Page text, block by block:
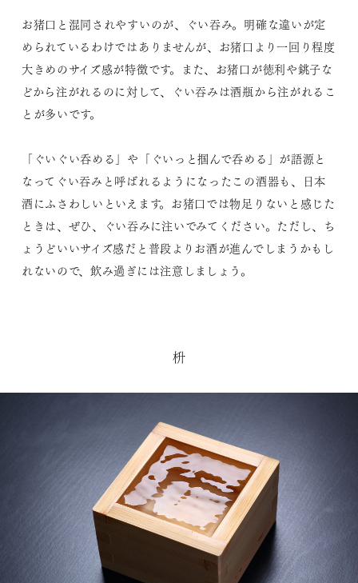
お猪口と混同されやすいのが、ぐい吞み。明確な違いが定
められているわけではありませんが、お猪口より一回り程度
大きめのサイズ感が特徴です。また、お猪口が徳利や銚子な
どから注がれるのに対して、ぐい吞みは酒瓶から注がれるこ
とが多いです。
「ぐいぐい呑める」や「ぐいっと掴んで呑める」が語源と
なってぐい吞みと呼ばれるようになったこの酒器も、日本
酒にふさわしいといえます。お猪口では物足りないと感じた
ときは、ぜひ、ぐい吞みに注いでみてください。ただし、ち
ょうどいいサイズ感だと普段よりお酒が進んでしまうかもし
れないので、飲み過ぎには注意しましょう。
枡